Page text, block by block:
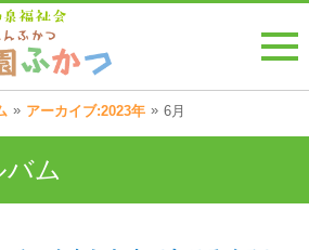
» アーカイブ:2023年 » 6月
ム